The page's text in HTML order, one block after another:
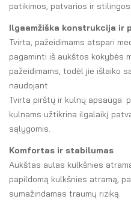
patikimos, patvarios ir
Ilgaamžiška konstrukcija ir
Tvirta, pažeidimams atspari
pagaminti iš aukštos kokybės
pažeidimams, todėl jie išlaiko
naudojant.
Tvirta pirštų ir kulnų apsauga:
kulnams užtikrina ilgalaikį
sąlygomis.
Komfortas ir stabilumas
Aukštas aulas kulkšnies
papildomą kulkšnies atramą,
sumažindamas traumų riziką.